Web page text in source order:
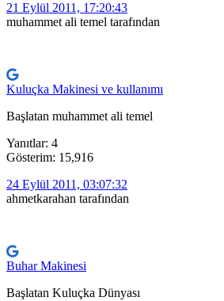
21 Eylül 2011, 17:20:43
muhammet ali temel tarafından
Kuluçka Makinesi ve kullanımı
Başlatan muhammet ali temel
Yanıtlar: 4
Gösterim: 15,916
24 Eylül 2011, 03:07:32
ahmetkarahan tarafından
Buhar Makinesi
Başlatan Kuluçka Dünyası